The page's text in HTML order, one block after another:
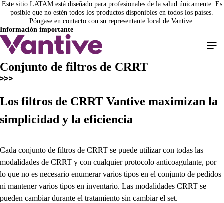
Pasar
contenido
principal
Este sitio LATAM está diseñado para profesionales de la salud únicamente. Es
posible que no estén todos los productos disponibles en todos los países.
Póngase en contacto con su representante local de Vantive.
Información importante
Conjunto de filtros de CRRT
Los filtros de CRRT Vantive maximizan la
simplicidad y la eficiencia
Cada conjunto de filtros de CRRT se puede utilizar con todas las
modalidades de CRRT y con cualquier protocolo anticoagulante, por
lo que no es necesario enumerar varios tipos en el conjunto de pedidos
ni mantener varios tipos en inventario. Las modalidades CRRT se
pueden cambiar durante el tratamiento sin cambiar el set.